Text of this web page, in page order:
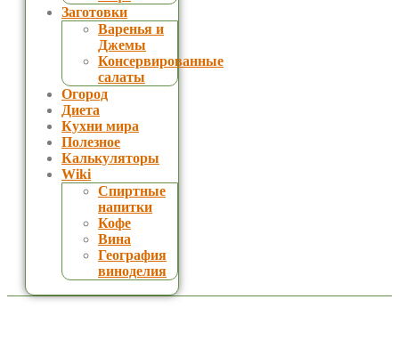
Заготовки
Варенья и
Джемы
Консервированные
салаты
Огород
Диета
Кухни мира
Полезное
Калькуляторы
Wiki
Спиртные
напитки
Кофе
Вина
География
виноделия